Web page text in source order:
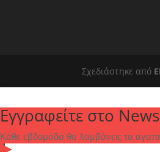
Σχεδιάστηκε από
Εγγραφείτε στο
Κάθε εβδομάδα θα λαμβάνεις τα